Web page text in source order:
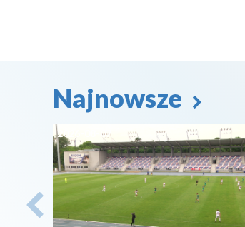
Najnowsze
2026-08-07